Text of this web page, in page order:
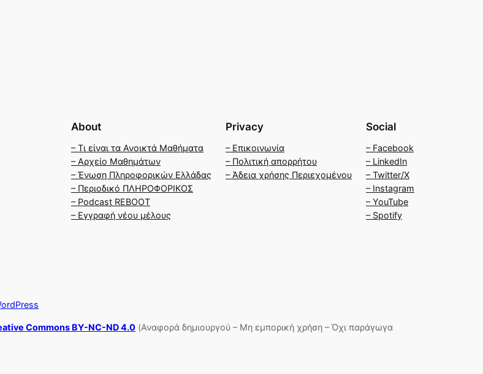
About
– Τι είναι τα Ανοικτά Μαθήματα
– Αρχείο Μαθημάτων
– Ένωση Πληροφορικών Ελλάδας
– Περιοδικό ΠΛΗΡΟΦΟΡΙΚΟΣ
– Podcast REBOOT
– Εγγραφή νέου μέλους
Privacy
– Επικοινωνία
– Πολιτική απορρήτου
– Άδεια χρήσης Περιεχομένου
Social
– Facebook
– LinkedIn
– Twitter/X
– Instagram
– YouTube
– Spotify
Commons BY-NC-ND 4.0 (Αναφορά δημιουργού – Μη εμπορική χρήση – Όχι παράγωγα